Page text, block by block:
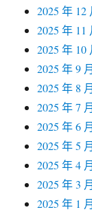
2025 年 12
2025 年 11
2025 年 10
2025 年 9
2025 年 8
2025 年 7
2025 年 6
2025 年 5
2025 年 4
2025 年 3
2025 年 1